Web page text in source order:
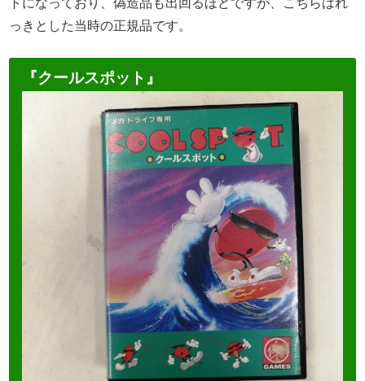
トになっており、偽造品も出回るほどですが、こちらはれ
っきとした当時の正規品です。
『クールスポット』